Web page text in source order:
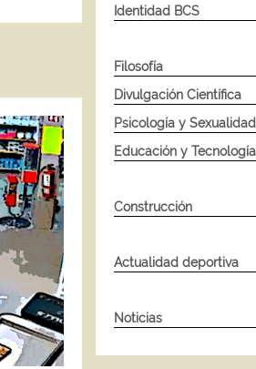
Identidad BCS
Filosofía
Divulgación Científica
Psicología y Sexualidad
Educación y
Construcción
Actualidad deportiva
Noticias